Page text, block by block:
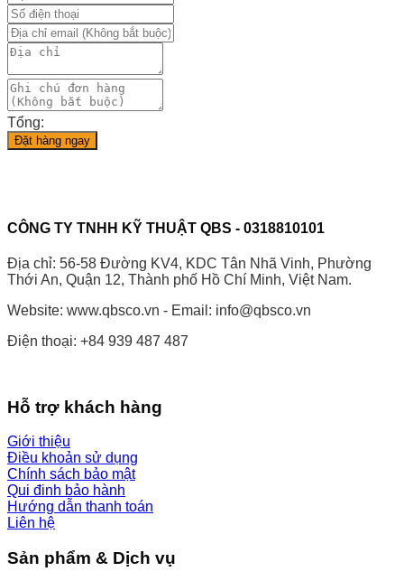
Tổng:
Đặt hàng ngay
CÔNG TY TNHH KỸ THUẬT QBS - 0318810101
Địa chỉ: 56-58 Đường KV4, KDC Tân Nhã Vinh, Phường
Thới An, Quận 12, Thành phố Hồ Chí Minh, Việt Nam.
Website: www.qbsco.vn - Email: info@qbsco.vn
Điện thoại: +84 939 487 487
Hỗ trợ khách hàng
Giới thiệu
Điều khoản sử dụng
Chính sách bảo mật
Qui đinh bảo hành
Hướng dẫn thanh toán
Liên hệ
Sản phẩm & Dịch vụ